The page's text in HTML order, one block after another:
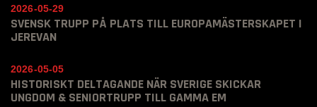
SVENSK TRUPP PÅ PLATS TILL EUROPAMÄSTERSKAPET I
JEREVAN
2026-05-29
HISTORISKT DELTAGANDE NÄR SVERIGE SKICKAR
UNGDOM & SENIORTRUPP TILL GAMMA EM
2026-05-05